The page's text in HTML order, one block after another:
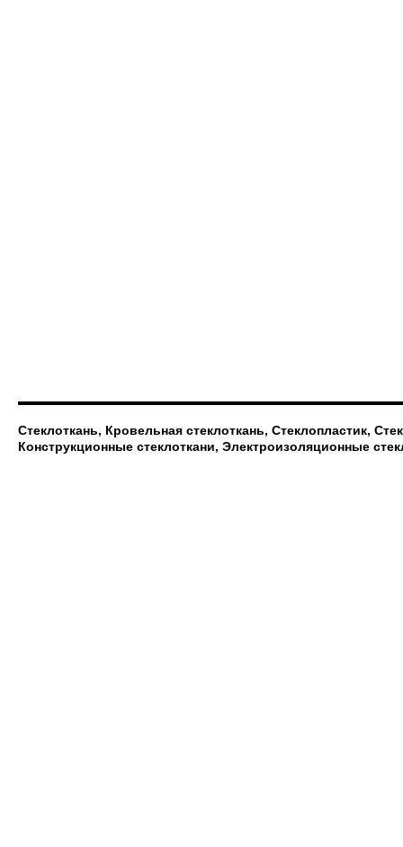
Стеклоткань, Кровельная стеклоткань, Стеклопластик,
Конструкционные стеклоткани, Электроизоляционные